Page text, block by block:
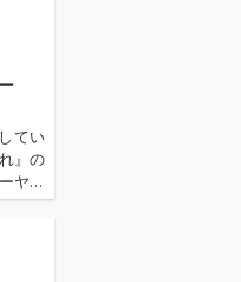
てい
』の
ヤー
脳天
り